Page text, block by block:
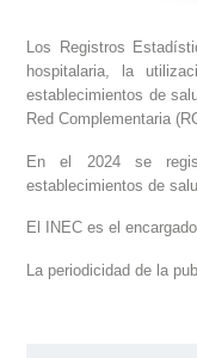
Los Registros
hospitalaria, la
establecimientos de
Red Complementaria
En el 2024 se
establecimientos de
El INEC es el
La periodicidad de la